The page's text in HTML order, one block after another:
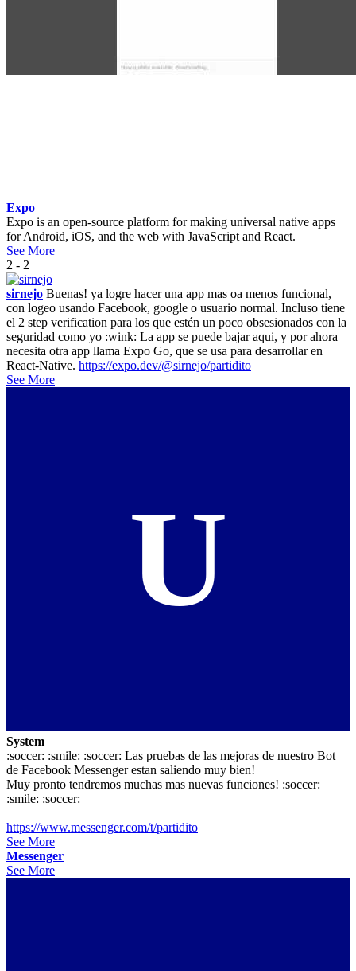
Expo
Expo is an open-source platform for making universal native apps
for Android, iOS, and the web with JavaScript and React.
See More
2 - 2
sirnejo Buenas! ya logre hacer una app mas oa menos funcional,
con logeo usando Facebook, google o usuario normal. Incluso tiene
el 2 step verification para los que estén un poco obsesionados con la
seguridad como yo :wink: La app se puede bajar aqui, y por ahora
necesita otra app llama Expo Go, que se usa para desarrollar en
React-Native. https://expo.dev/@sirnejo/partidito
See More
U
System
:soccer: :smile: :soccer: Las pruebas de las mejoras de nuestro Bot
de Facebook Messenger estan saliendo muy bien!
Muy pronto tendremos muchas mas nuevas funciones! :soccer:
:smile: :soccer:
https://www.messenger.com/t/partidito
See More
Messenger
See More